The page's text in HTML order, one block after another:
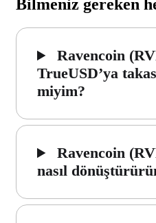
Bilmeniz gereken
Ravencoin
TrueUSD’ya
miyim?
Ravencoin
nasıl